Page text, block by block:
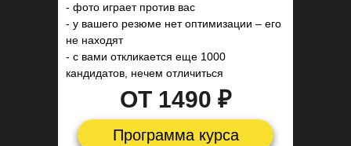
ОТ 1490 ₽
- фото играет против вас
- у вашего резюме нет оптимизации – его
не находят
- с вами откликается еще 1000
кандидатов, нечем отличиться
Программа курса